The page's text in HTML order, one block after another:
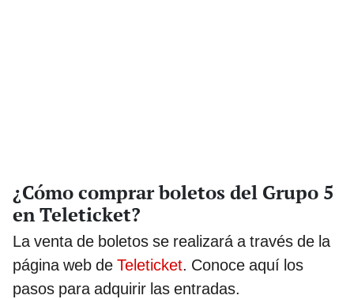
¿Cómo comprar boletos del Grupo 5
en Teleticket?
La venta de boletos se realizará a través de la
página web de Teleticket. Conoce aquí los
pasos para adquirir las entradas.